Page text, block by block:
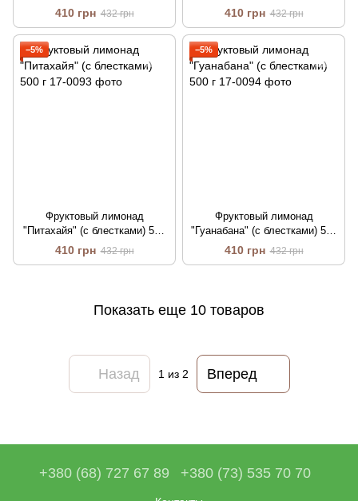
410 грн 432 грн 410 грн 432 грн
−5%
Фруктовый лимонад
"Питахайя" (с блестками) 500
410 грн 432 грн
−5%
Фруктовый лимонад
"Гуанабана" (с блестками) 500
410 грн 432 грн
Показать еще 10 товаров
Назад 1из 2 Вперед
+380 (68) 727 67 89 +380 (73) 535 70 70